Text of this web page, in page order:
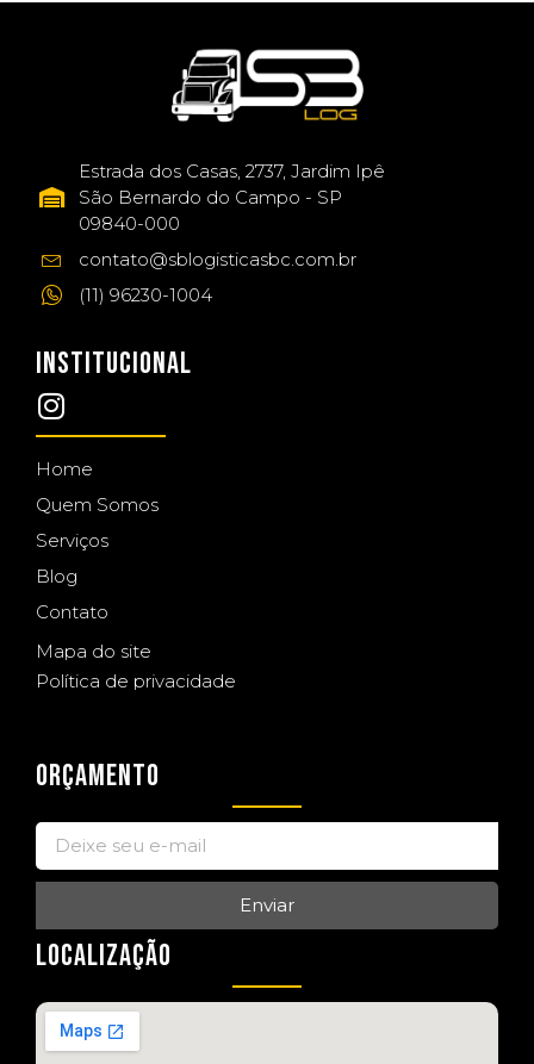
Estrada dos Casas, 2737, Jardim Ipê
São Bernardo do Campo - SP
09840-000
contato@sblogisticasbc.com.br
(11) 96230-1004
INSTITUCIONAL
Home
Quem Somos
Serviços
Blog
Contato
Mapa do site
Política de privacidade
ORÇAMENTO
Enviar
LOCALIZAÇÃO